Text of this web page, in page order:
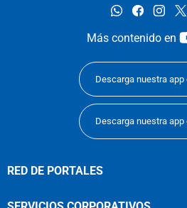
whatsappfacebook
Más contenido en
Descarga nuestra app
Descarga nuestra app
RED DE PORTALES